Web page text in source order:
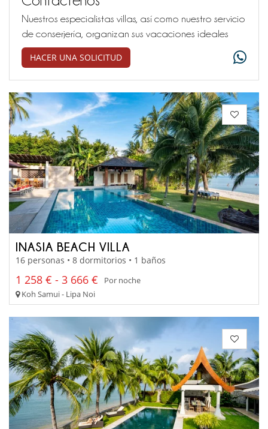
Nuestros especialistas villas, así como nuestro servicio
de conserjería, organizan sus vacaciones ideales
HACER UNA SOLICITUD
INASIA BEACH VILLA
16 personas • 8 dormitorios • 1 baños
1 258 € - 3 666 €
Por noche
Koh Samui - Lipa Noi